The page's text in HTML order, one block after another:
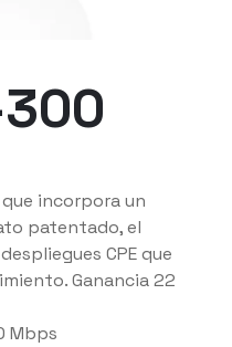
incorpora un
patentado, el
CPE que
Ganancia 22
Mbps